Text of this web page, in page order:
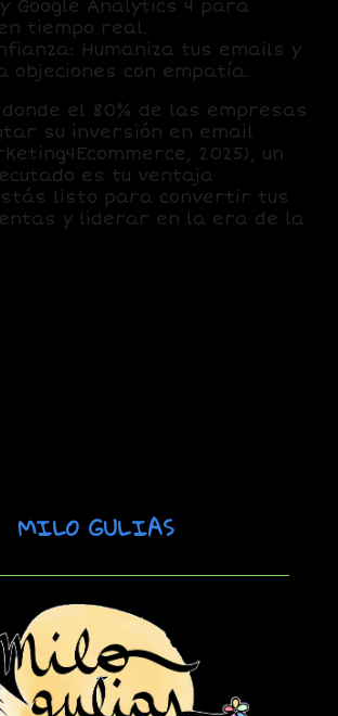
Google Analytics 4 para
tiempo real.
: Humaniza tus emails y
objeciones con empatía.
el 80% de las empresas
su inversión en email
2025), un
es tu ventaja
listo para convertir tus
y liderar en la era de la
MILO GULIAS